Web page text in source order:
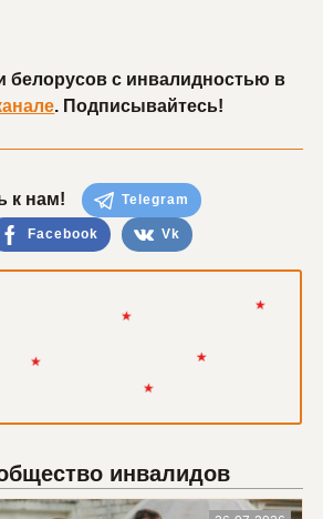
белорусов с инвалидностью в
. Подписывайтесь!
к нам! Telegram
Facebook Vk
инвалидов